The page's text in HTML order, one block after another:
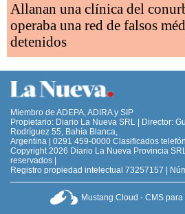
Allanan una clínica del
operaba una red de falsos
detenidos
Miembro de ADEPA, ADIRA y SIP
Propietario: Diario La Nueva SRL | Director:
Rodríguez 55, Bahía Blanca,
Argentina | 0291 459-0000 Clasificados
Copyright 2026 Diario La Nueva Provincia
reservados |
Registro propiedad intelectual 73257157 |
Mustang Cloud - CMS